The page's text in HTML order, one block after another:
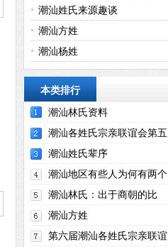
一人两姓的原因是什么
潮汕姓氏来源趣谈
潮汕方姓
潮汕杨姓
本类排行
潮汕林氏资料
潮汕各姓氏宗亲联谊会第五
届联谊大会
潮汕姓氏辈序
潮汕地区有些人为何有两个
姓氏 一人两姓的原因是什么
潮汕林氏：出于商朝的比
干，自称“九牧世家”
潮汕方姓
第六届潮汕各姓氏宗亲联谊